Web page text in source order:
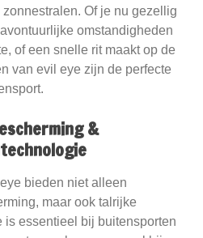
Of je nu gezellig
omstandigheden
of een snelle rit maakt op de
van evil eye zijn de perfecte
&
bieden niet alleen
maar ook talrijke
is essentieel bij buitensporten